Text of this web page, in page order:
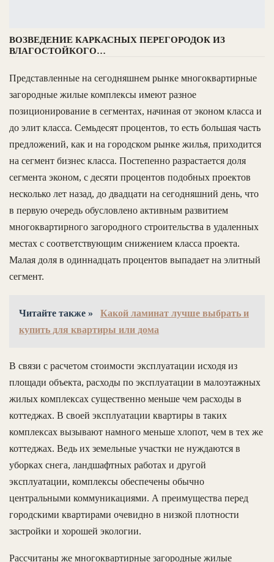
ВОЗВЕДЕНИЕ КАРКАСНЫХ ПЕРЕГОРОДОК ИЗ
ВЛАГОСТОЙКОГО…
Представленные на сегодняшнем рынке многоквартирные
загородные жилые комплексы имеют разное
позиционирование в сегментах, начиная от эконом класса и
до элит класса. Семьдесят процентов, то есть большая часть
предложений, как и на городском рынке жилья, приходится
на сегмент бизнес класса. Постепенно разрастается доля
сегмента эконом, с десяти процентов подобных проектов
несколько лет назад, до двадцати на сегодняшний день, что
в первую очередь обусловлено активным развитием
многоквартирного загородного строительства в удаленных
местах с соответствующим снижением класса проекта.
Малая доля в одиннадцать процентов выпадает на элитный
сегмент.
Читайте также »
Какой ламинат лучше выбрать и
купить для квартиры или дома
В связи с расчетом стоимости эксплуатации исходя из
площади объекта, расходы по эксплуатации в малоэтажных
жилых комплексах существенно меньше чем расходы в
коттеджах. В своей эксплуатации квартиры в таких
комплексах вызывают намного меньше хлопот, чем в тех же
коттеджах. Ведь их земельные участки не нуждаются в
уборках снега, ландшафтных работах и другой
эксплуатации, комплексы обеспечены обычно
центральными коммуникациями. А преимущества перед
городскими квартирами очевидно в низкой плотности
застройки и хорошей экологии.
Рассчитаны же многоквартирные загородные жилые